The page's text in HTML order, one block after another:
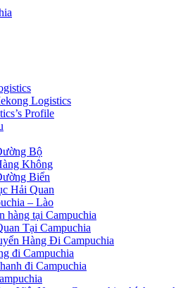
Logistics
Profile
Bộ
Không
Biển
Hải Quan
– Lào
hàng tại Campuchia
Tại Campuchia
Hàng Đi Campuchia
đi Campuchia
đi Campuchia